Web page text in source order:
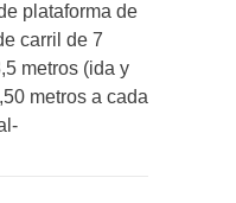
plataforma de
carril de 7
metros (ida y
metros a cada